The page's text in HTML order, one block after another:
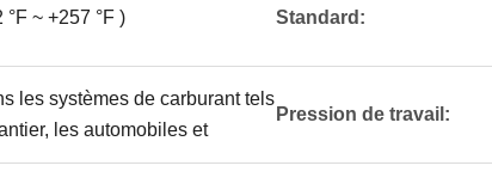
°F ~ +257 °F ) Standard:
les systèmes de carburant tels
les automobiles et
Pression de travail: